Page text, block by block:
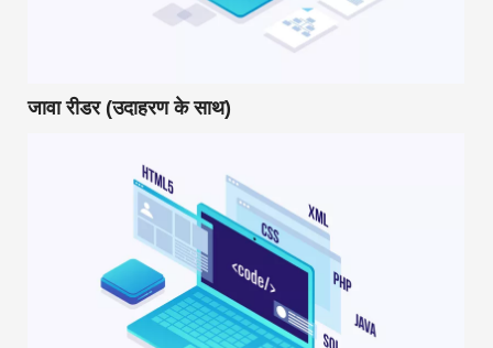
जावा रीडर (उदाहरण के साथ)